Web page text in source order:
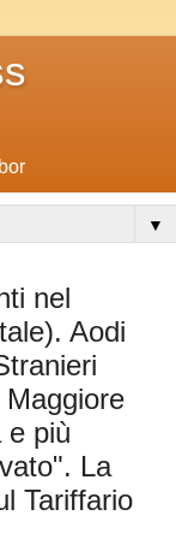
▼
nel
Aodi
e più
La
Tariffario